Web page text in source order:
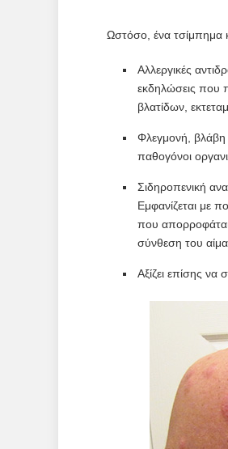
Ωστόσο, ένα τσίμπημα
Αλλεργικές
εκδηλώσεις που
βλατίδων,
Φλεγμονή, βλάβη
παθογόνοι
Σιδηροπενική
Εμφανίζεται με
που απορροφάται
σύνθεση του
Αξίζει επίσης